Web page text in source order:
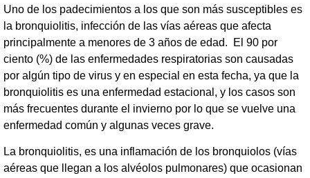
Uno de los padecimientos a los que son más susceptibles es
la bronquiolitis, infección de las vías aéreas que afecta
principalmente a menores de 3 años de edad. El 90 por
ciento (%) de las enfermedades respiratorias son causadas
por algún tipo de virus y en especial en esta fecha, ya que la
bronquiolitis es una enfermedad estacional, y los casos son
más frecuentes durante el invierno por lo que se vuelve una
enfermedad común y algunas veces grave.
La bronquiolitis, es una inflamación de los bronquiolos (vías
aéreas que llegan a los alvéolos pulmonares) que ocasionan